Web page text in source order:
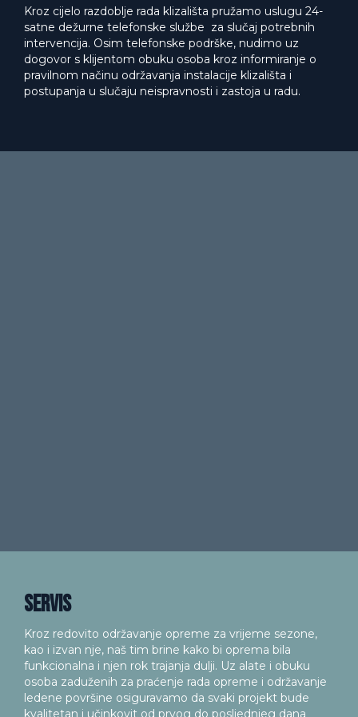
Kroz cijelo razdoblje rada klizališta pružamo uslugu 24-
satne dežurne telefonske službe za slučaj potrebnih
intervencija. Osim telefonske podrške, nudimo uz
dogovor s klijentom obuku osoba kroz informiranje o
pravilnom načinu održavanja instalacije klizališta i
postupanja u slučaju neispravnosti i zastoja u radu.
Servis
Kroz redovito održavanje opreme za vrijeme sezone,
kao i izvan nje, naš tim brine kako bi oprema bila
funkcionalna i njen rok trajanja dulji. Uz alate i obuku
osoba zaduženih za praćenje rada opreme i održavanje
ledene površine osiguravamo da svaki projekt bude
kvalitetan i učinkovit od prvog do posljednjeg dana